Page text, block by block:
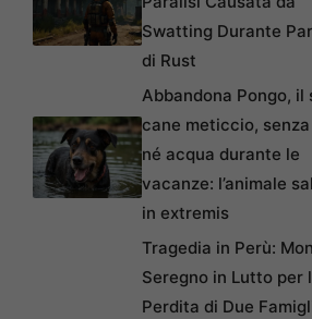
Swatting Durante
di Rust
Abbandona Pongo, il
cane meticcio,
né acqua durante le
vacanze: l’animale
in extremis
Tragedia in Perù:
Seregno in Lutto per
Perdita di Due